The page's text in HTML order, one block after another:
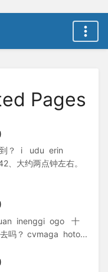
Pages
到？ i udu erin
约两点钟左右。
inenggi ogo 十
？ cvmaga hoto...